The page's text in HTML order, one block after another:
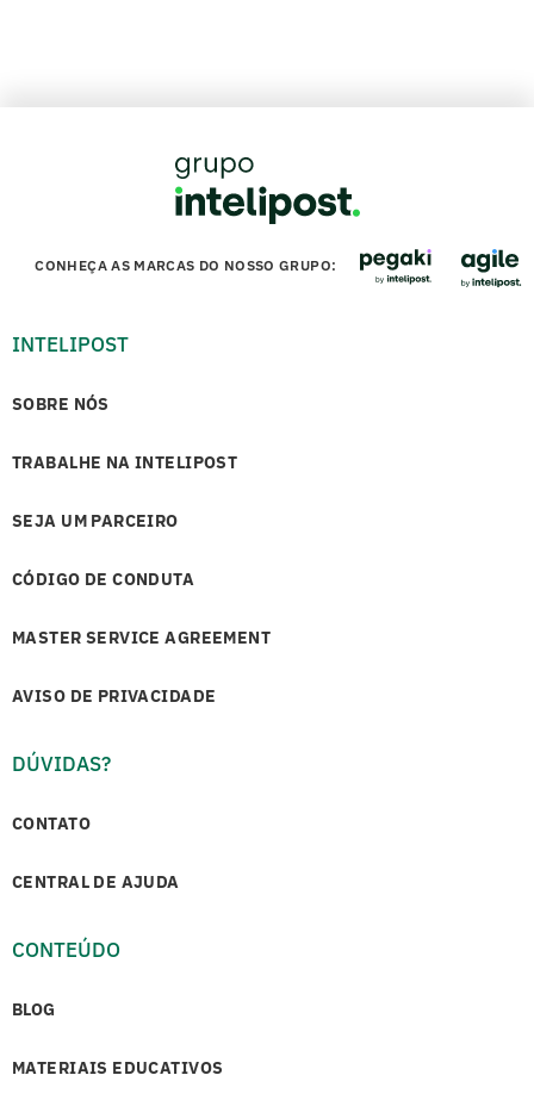
CONHEÇA AS MARCAS DO NOSSO GRUPO:
INTELIPOST
SOBRE NÓS
TRABALHE NA INTELIPOST
SEJA UM PARCEIRO
CÓDIGO DE CONDUTA
MASTER SERVICE AGREEMENT
AVISO DE PRIVACIDADE
DÚVIDAS?
CONTATO
CENTRAL DE AJUDA
CONTEÚDO
BLOG
MATERIAIS EDUCATIVOS